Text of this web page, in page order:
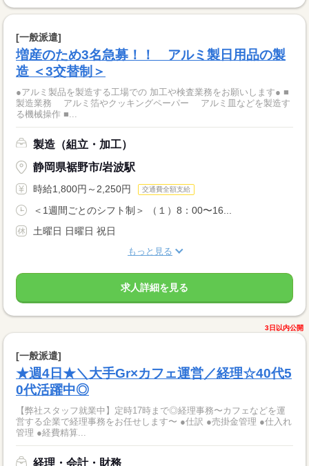
[一般派遣]
増産のため3名急募！！ アルミ製日用品の製
造 ＜3交替制＞
●アルミ製品を製造する工場での 加工や検査業務をお願いします● ■
製造業務 アルミ箔やクッキングペーパー アルミ皿などを製造す
る機械操作 ■...
製造（組立・加工）
静岡県裾野市/岩波駅
時給1,800円～2,250円 交通費全額支給
＜1週間ごとのシフト制＞ （１）8：00〜16...
土曜日 日曜日 祝日
もっと見る
求人詳細を見る
3日以内公開
[一般派遣]
★週4日★＼大手Gr×カフェ運営／経理☆40代5
0代活躍中◎
【弊社スタッフ就業中】定時17時まで◎経理事務〜カフェなどを運
営する企業で経理事務をお任せします〜 ●仕訳 ●売掛金管理 ●仕入れ
管理 ●経費精算...
経理・会計・財務